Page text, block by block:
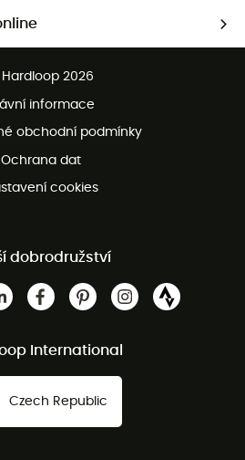
2026
informace
obchodní podmínky
Ochrana dat
cookies
dobrodružství
International
Czech Republic